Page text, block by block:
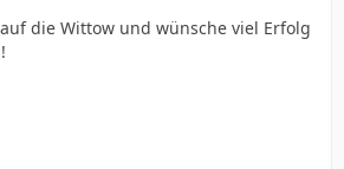
die Wittow und wünsche viel Erfolg